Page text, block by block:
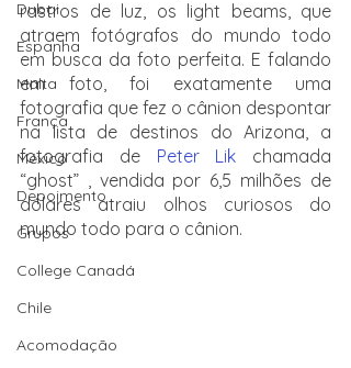
Dubai
Espanha
Malta
França
México
Depoimento
Grupos
College Canadá
Chile
Acomodação
rastros de luz, os light beams, que
atraem fotógrafos do mundo todo
em busca da foto perfeita. E falando
em foto, foi exatamente uma
fotografia que fez o cânion despontar
na lista de destinos do Arizona, a
fotografia de Peter Lik chamada
“ghost” , vendida por 6,5 milhões de
dólares atraiu olhos curiosos do
mundo todo para o cânion.